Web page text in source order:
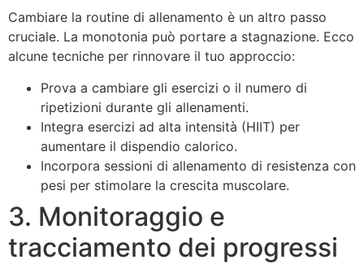
Cambiare la routine di allenamento è un altro passo
cruciale. La monotonia può portare a stagnazione. Ecco
alcune tecniche per rinnovare il tuo approccio:
Prova a cambiare gli esercizi o il numero di
ripetizioni durante gli allenamenti.
Integra esercizi ad alta intensità (HIIT) per
aumentare il dispendio calorico.
Incorpora sessioni di allenamento di resistenza con
pesi per stimolare la crescita muscolare.
3. Monitoraggio e
tracciamento dei progressi